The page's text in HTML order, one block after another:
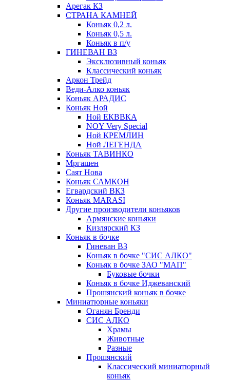
Арегак КЗ
СТРАНА КАМНЕЙ
Коньяк 0,2 л.
Коньяк 0,5 л.
Коньяк в п/у
ГИНЕВАН ВЗ
Эксклюзивный коньяк
Классический коньяк
Аркон Трейд
Веди-Алко коньяк
Коньяк АРАДИС
Коньяк Ной
Ной ЕКВВКА
NOY Very Special
Ной КРЕМЛИН
Ной ЛЕГЕНДА
Коньяк ТАВИНКО
Мргашен
Саят Нова
Коньяк САМКОН
Егвардский ВКЗ
Коньяк MARASI
Другие производители коньяков
Армянские коньяки
Кизлярский КЗ
Коньяк в бочке
Гиневан ВЗ
Коньяк в бочке "СИС АЛКО"
Коньяк в бочке ЗАО "МАП"
Буковые бочки
Коньяк в бочке Иджеванский
Прошянский коньяк в бочке
Миниатюрные коньяки
Оганян Бренди
СИС АЛКО
Храмы
Животные
Разные
Прошянский
Классический миниатюрный
коньяк